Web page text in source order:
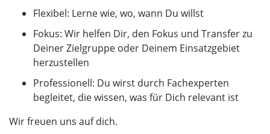
Flexibel: Lerne wie, wo, wann Du willst
Fokus: Wir helfen Dir, den Fokus und Transfer zu
Deiner Zielgruppe oder Deinem Einsatzgebiet
herzustellen
Professionell: Du wirst durch Fachexperten
begleitet, die wissen, was für Dich relevant ist
Wir freuen uns auf dich.